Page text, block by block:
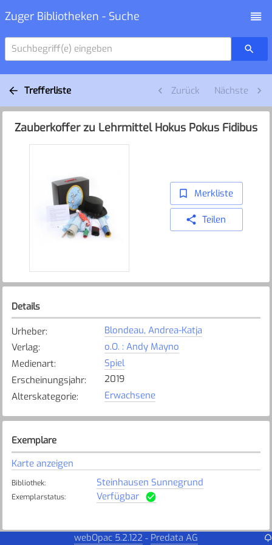
Zuger Bibliotheken - Suche
Suchbegriff(e) eingeben
Trefferliste Zurück Nächste
Zauberkoffer zu Lehrmittel Hokus Pokus Fidibus
Merkliste
Teilen
Details
Urheber:
Blondeau, Andrea-Katja
Verlag:
o.O. : Andy Mayno
Medienart:
Spiel
Erscheinungsjahr:
2019
Alterskategorie: Erwachsene
Exemplare
Karte anzeigen
Bibliothek: Steinhausen Sunnegrund
Exemplarstatus: Verfügbar
webOpac 5.2.122 - Predata AG